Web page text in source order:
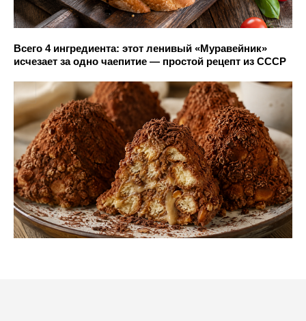
Всего 4 ингредиента: этот ленивый «Муравейник»
исчезает за одно чаепитие — простой рецепт из СССР